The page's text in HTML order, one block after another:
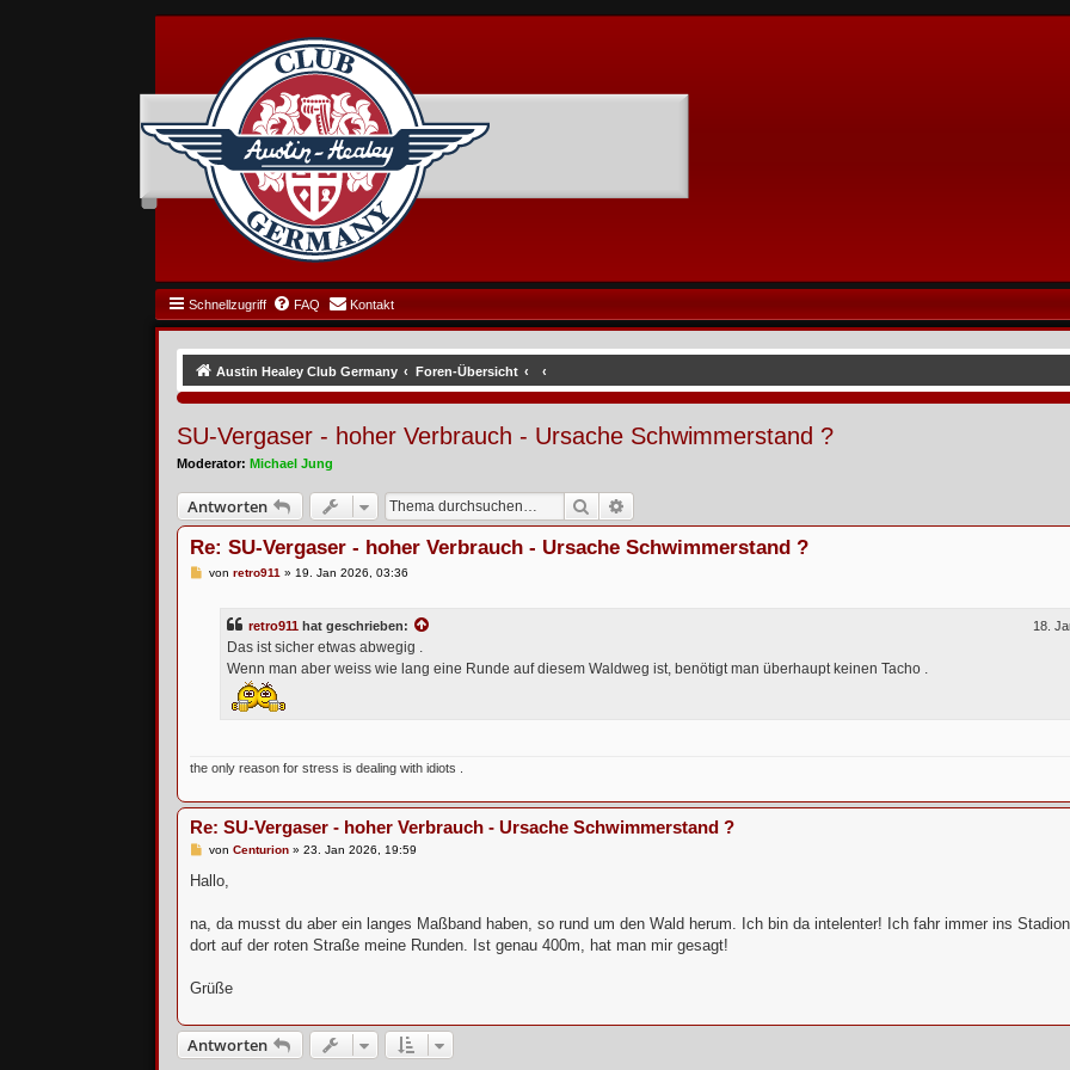
Schnellzugriff FAQ Kontakt
Austin Healey Club Germany Foren-Übersicht
SU-Vergaser - hoher Verbrauch - Ursache Schwimmerstand ?
Moderator: Michael Jung
Antworten Suche
Re: SU-Vergaser - hoher Verbrauch - Ursache Schwimmerstand ?
Bvon retro911 » 19. Jan 2026, 03:36
retro911hat geschrieben: 18.
Das ist sicher etwas abwegig .
Wenn man aber weiss wie lang eine Runde auf diesem Waldweg ist, benötigt man überhaupt keinen Tacho .
the only reason for stress is dealing with idiots .
Re: SU-Vergaser - hoher Verbrauch - Ursache Schwimmerstand ?
B
i
a
g
von Centurion» 23. Jan 2026, 19:59
Hallo,
na, da musst du aber ein langes Maßband haben, so rund um den Wald herum. Ich bin da intelenter! Ich fahr immer ins
dort auf der roten Straße meine Runden. Ist genau 400m, hat man mir gesagt!
Grüße
Antworten